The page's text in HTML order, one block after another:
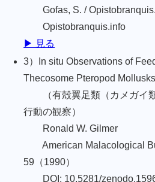
Gofas, S. /
Opistobranquis.info
▶ 見る
3）In situ Observations of
Thecosome Pteropod Mollusks
（有殻翼足類（カメガイ
行動の観察）
Ronald W. Gilmer
American Malacological
59（1990）
DOI: 10.5281/